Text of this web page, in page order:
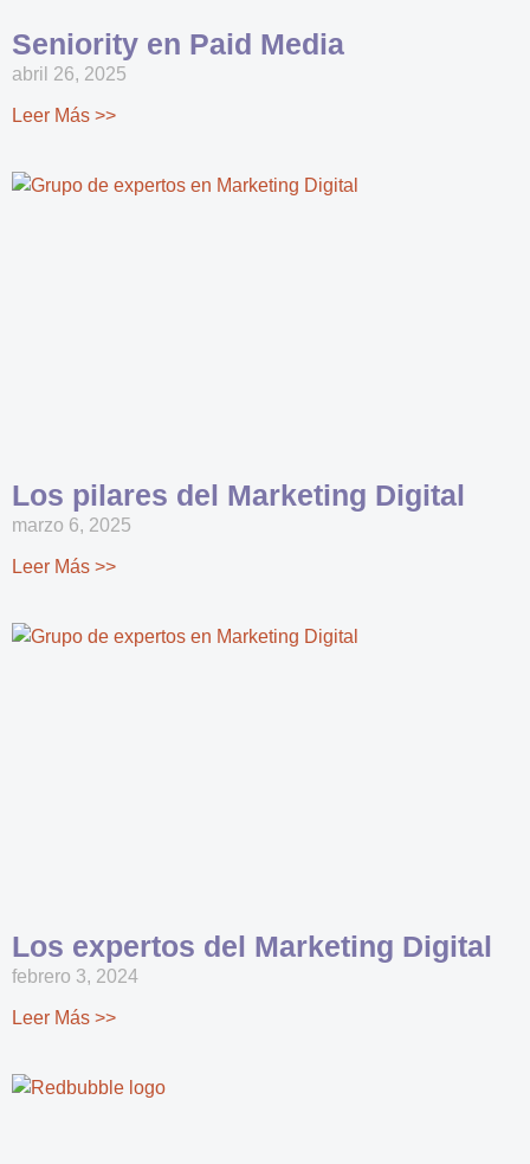
Seniority en Paid Media
abril 26, 2025
Leer Más >>
Los pilares del Marketing Digital
marzo 6, 2025
Leer Más >>
Los expertos del Marketing Digital
febrero 3, 2024
Leer Más >>